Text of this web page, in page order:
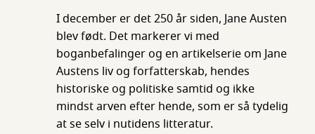
I december er det 250 år siden, Jane Austen
blev født. Det markerer vi med
boganbefalinger og en artikelserie om Jane
Austens liv og forfatterskab, hendes
historiske og politiske samtid og ikke
mindst arven efter hende, som er så tydelig
at se selv i nutidens litteratur.